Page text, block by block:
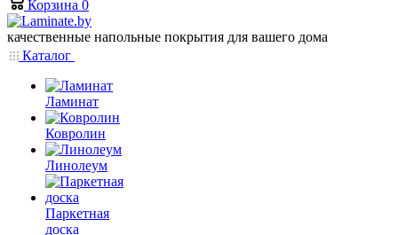
Корзина 0
качественные напольные покрытия для вашего дома
Каталог
Ламинат
Ковролин
Линолеум
Паркетная
доска